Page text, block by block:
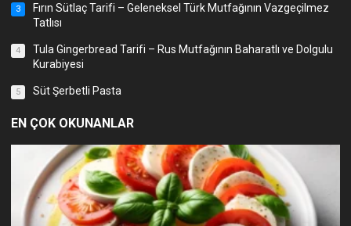
3
Fırın Sütlaç Tarifi – Geleneksel Türk Mutfağının Vazgeçilmez
Tatlısı
4
Tula Gingerbread Tarifi – Rus Mutfağının Baharatlı ve Dolgulu
Kurabiyesi
5 Süt Şerbetli Pasta
EN ÇOK OKUNANLAR